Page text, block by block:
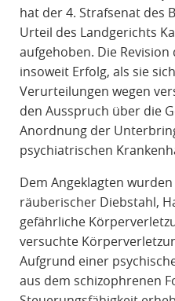
hat der 4. Strafsenat des
Urteil des Landgerichts
aufgehoben. Die
insoweit Erfolg, als sie
Verurteilungen wegen
den Ausspruch über die
Anordnung der
psychiatrischen
Dem Angeklagten
räuberischer Diebstahl,
gefährliche
versuchte
Aufgrund einer
aus dem schizophrenen